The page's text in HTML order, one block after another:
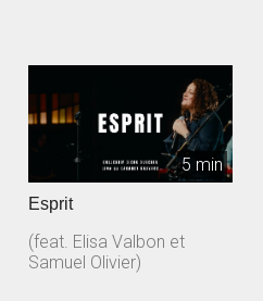
5 min
Esprit
(feat. Elisa Valbon et
Samuel Olivier)